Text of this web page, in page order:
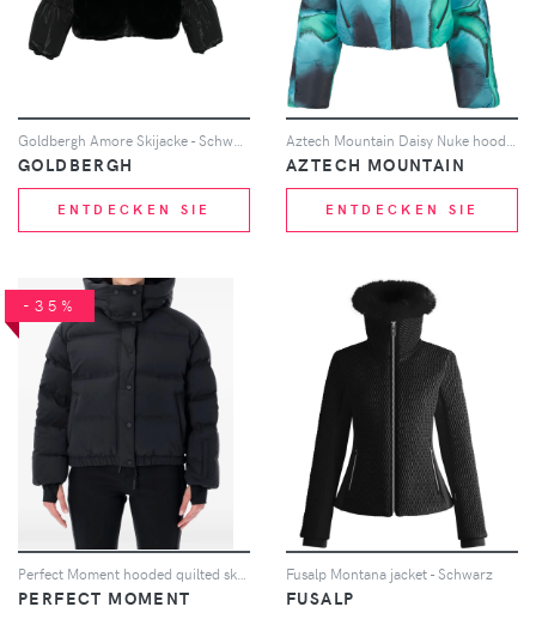
GOLDBERGH
ENTDECKEN SIE
AZTECH MOUNTAIN
ENTDECKEN SIE
-35%
PERFECT MOMENT
Fusalp Montana jacket - Schwarz
FUSALP